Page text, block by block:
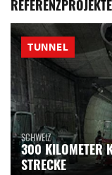
REFERENZPROJEKTE
TUNNEL
SCHWEIZ
300 KILOMETER
STRECKE